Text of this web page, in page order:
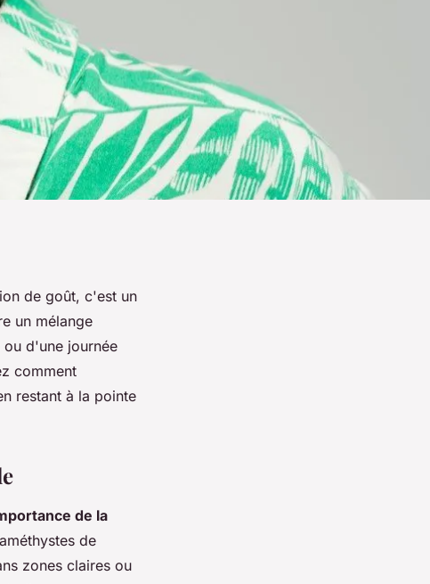
de goût, c'est un
un mélange
d'une journée
comment
restant à la pointe
de la
de
zones claires ou